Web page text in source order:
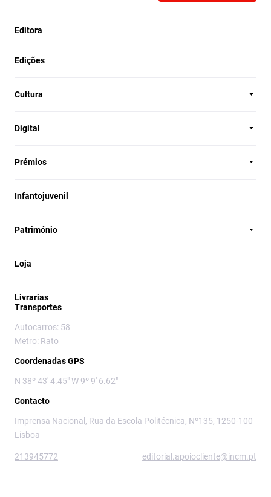
Editora
Edições
Cultura
Digital
Prémios
Infantojuvenil
Património
Loja
Livrarias
Transportes
Autocarros: 58
Metro: Rato
Coordenadas GPS
N 38º 43' 4.45" W 9º 9' 6.62"
Contacto
Imprensa Nacional, Rua da Escola Politécnica, Nº135, 1250-100
Lisboa
213945772 editorial.apoiocliente@incm.pt